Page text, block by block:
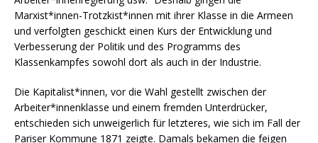
Marxist*innen-Trotzkist*innen mit ihrer Klasse in die Armeen
und verfolgten geschickt einen Kurs der Entwicklung und
Verbesserung der Politik und des Programms des
Klassenkampfes sowohl dort als auch in der Industrie.
Die Kapitalist*innen, vor die Wahl gestellt zwischen der
Arbeiter*innenklasse und einem fremden Unterdrücker,
entschieden sich unweigerlich für letzteres, wie sich im Fall der
Pariser Kommune 1871 zeigte. Damals bekamen die feigen